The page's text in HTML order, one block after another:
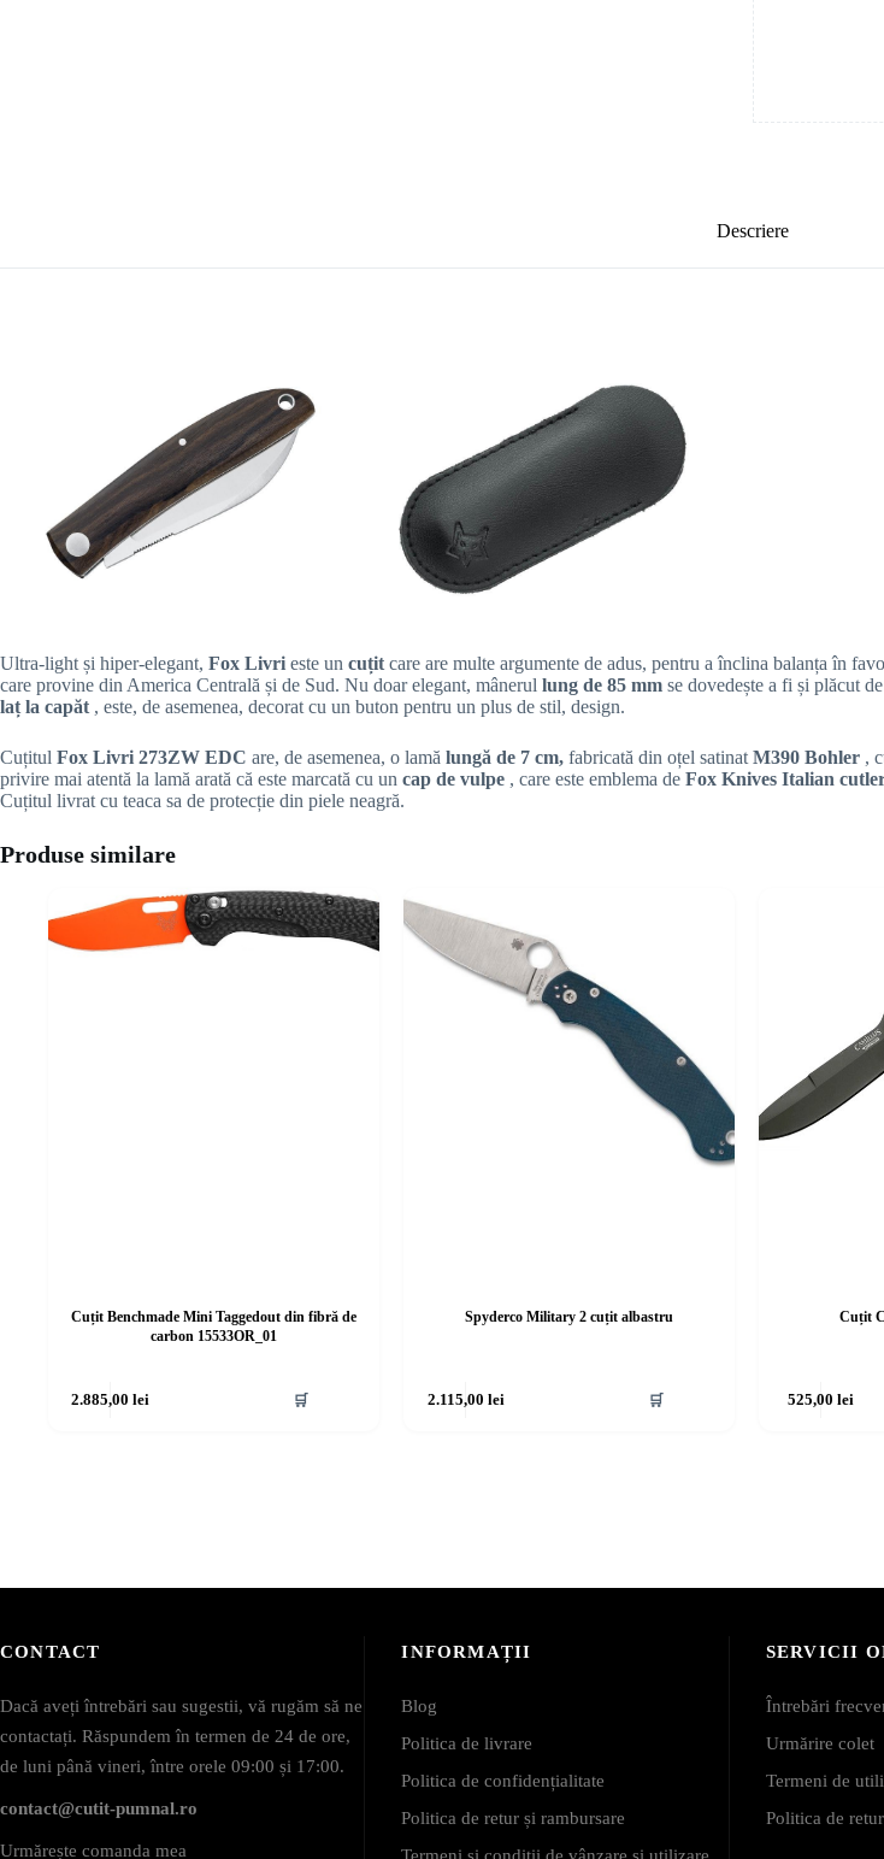
Descriere
Ultra-light și hiper-elegant, Fox Livri este un cuțit care are multe argumente de adus, pentru a înclina balanța în
care provine din America Centrală și de Sud. Nu doar elegant, mânerul lung de 85 mm se dovedește a fi și plăcut
laț la capăt , este, de asemenea, decorat cu un buton pentru un plus de stil, design.
Cuțitul Fox Livri 273ZW EDC are, de asemenea, o lamă lungă de 7 cm, fabricată din oțel satinat M390 Bohler ,
privire mai atentă la lamă arată că este marcată cu un cap de vulpe , care este emblema de Fox Knives Italian
Cuțitul livrat cu teaca sa de protecție din piele neagră.
Produse similare
Cuțit Benchmade Mini Taggedout din fibră de
carbon 15533OR_01
2.885,00lei 🛒
Spyderco Military 2 cuțit albastru
2.115,00 lei 🛒
Cuțit
525,00 lei
CONTACT
Dacă aveți întrebări sau sugestii, vă rugăm să ne
contactați. Răspundem în termen de 24 de ore,
de luni până vineri, între orele 09:00 și 17:00.
contact@cutit-pumnal.ro
Urmărește comanda mea
INFORMAȚII
Blog
Politica de livrare
Politica de confidențialitate
Politica de retur și rambursare
Termeni și condiții de vânzare și utilizare
SERVICII
Întrebări
Urmărire colet
Termeni de
Politica de retur